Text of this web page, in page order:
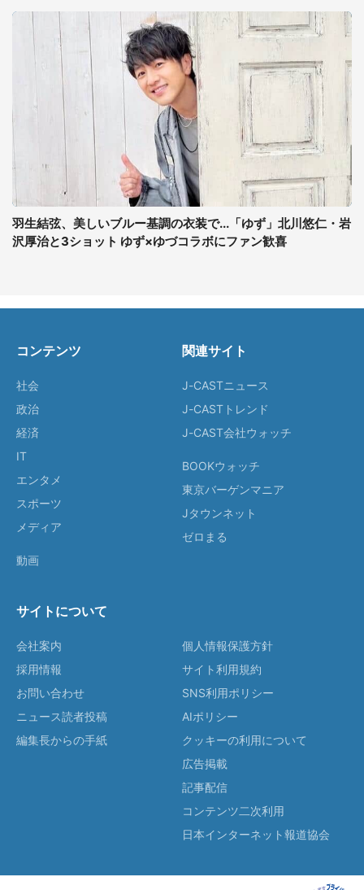
羽生結弦、美しいブルー基調の衣装で...「ゆず」北川悠仁・岩
沢厚治と3ショット ゆず×ゆづコラボにファン歓喜
コンテンツ
社会
政治
経済
IT
エンタメ
スポーツ
メディア
動画
関連サイト
J-CASTニュース
J-CASTトレンド
J-CAST会社ウォッチ
BOOKウォッチ
東京バーゲンマニア
Jタウンネット
ゼロまる
サイトについて
会社案内
採用情報
お問い合わせ
ニュース読者投稿
編集長からの手紙
個人情報保護方針
サイト利用規約
SNS利用ポリシー
AIポリシー
クッキーの利用について
広告掲載
記事配信
コンテンツ二次利用
日本インターネット報道協会